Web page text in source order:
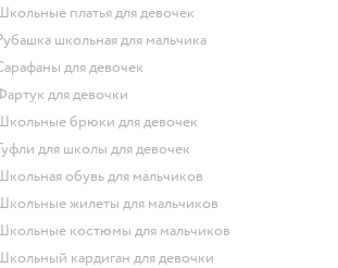
Школьные платья для девочек
Рубашка школьная для мальчика
Сарафаны для девочек
Фартук для девочки
Школьные брюки для девочек
Туфли для школы для девочек
Школьная обувь для мальчиков
Школьные жилеты для мальчиков
Школьные костюмы для мальчиков
Школьный кардиган для девочки